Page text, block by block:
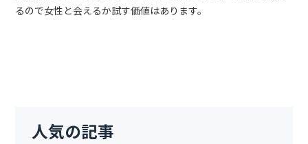
るので女性と会えるか試す価値はあります。
人気の記事